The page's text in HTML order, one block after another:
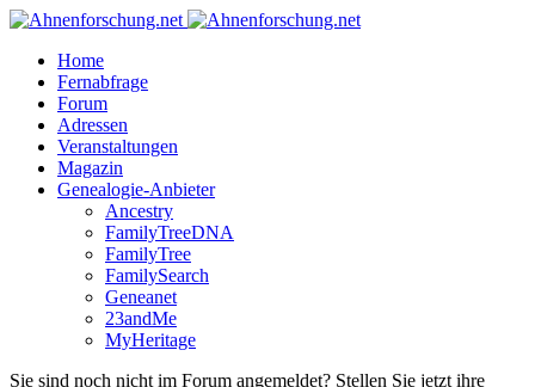
Home
Fernabfrage
Forum
Adressen
Veranstaltungen
Magazin
Genealogie-Anbieter
Ancestry
FamilyTreeDNA
FamilyTree
FamilySearch
Geneanet
23andMe
MyHeritage
Sie sind noch nicht im Forum angemeldet? Stellen Sie jetzt ihre